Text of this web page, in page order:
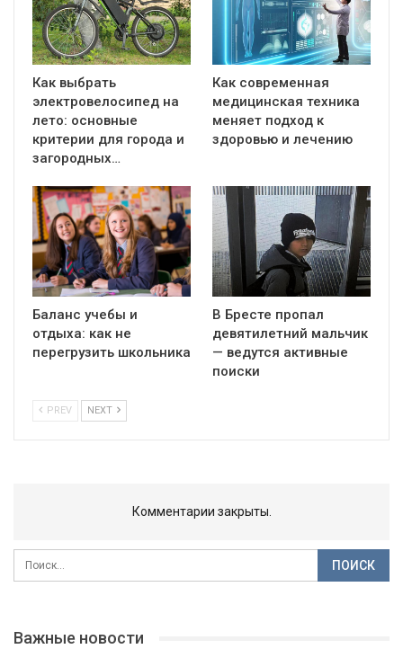
Как выбрать
электровелосипед на
лето: основные
критерии для города и
загородных…
Как современная
медицинская техника
меняет подход к
здоровью и лечению
Баланс учебы и
отдыха: как не
перегрузить школьника
В Бресте пропал
девятилетний мальчик
— ведутся активные
поиски
PREV NEXT
Комментарии закрыты.
Важные новости